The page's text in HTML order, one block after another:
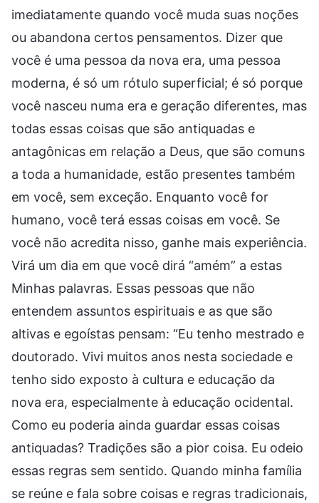
imediatamente quando você muda suas noções
ou abandona certos pensamentos. Dizer que
você é uma pessoa da nova era, uma pessoa
moderna, é só um rótulo superficial; é só porque
você nasceu numa era e geração diferentes, mas
todas essas coisas que são antiquadas e
antagônicas em relação a Deus, que são comuns
a toda a humanidade, estão presentes também
em você, sem exceção. Enquanto você for
humano, você terá essas coisas em você. Se
você não acredita nisso, ganhe mais experiência.
Virá um dia em que você dirá “amém” a estas
Minhas palavras. Essas pessoas que não
entendem assuntos espirituais e as que são
altivas e egoístas pensam: “Eu tenho mestrado e
doutorado. Vivi muitos anos nesta sociedade e
tenho sido exposto à cultura e educação da
nova era, especialmente à educação ocidental.
Como eu poderia ainda guardar essas coisas
antiquadas? Tradições são a pior coisa. Eu odeio
essas regras sem sentido. Quando minha família
se reúne e fala sobre coisas e regras tradicionais,